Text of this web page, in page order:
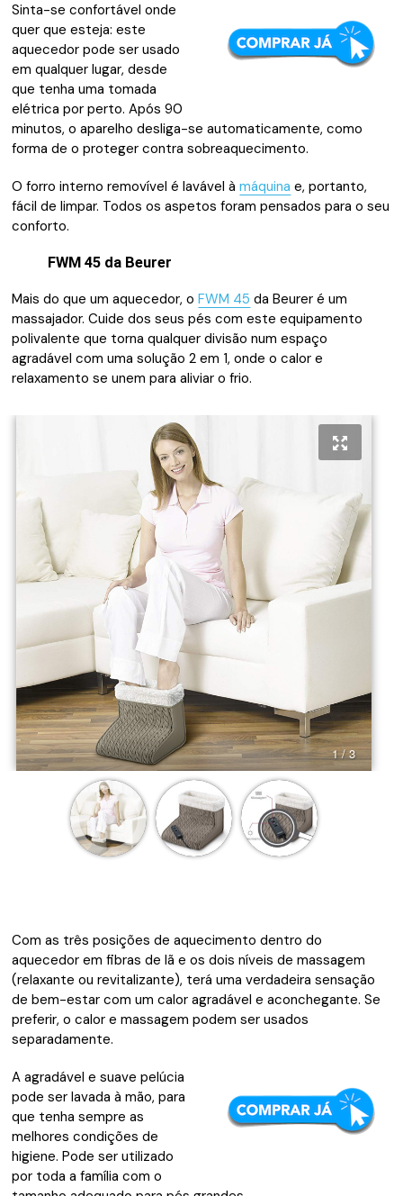
Sinta-se confortável onde
quer que esteja: este
aquecedor pode ser usado
em qualquer lugar, desde
que tenha uma tomada
elétrica por perto. Após 90
minutos, o aparelho desliga-se automaticamente, como
forma de o proteger contra sobreaquecimento.
O forro interno removível é lavável àmáquina e, portanto,
fácil de limpar. Todos os aspetos foram pensados para o seu
conforto.
FWM 45 da Beurer
Mais do que um aquecedor, oFWM 45 da Beurer é um
massajador. Cuide dos seus pés ​​com este equipamento
polivalente que torna qualquer divisão num espaço
agradável com uma solução 2 em 1, onde o calor e
relaxamento se unem para aliviar o frio.
1 / 3
Com as três posições de aquecimento dentro do
aquecedor em fibras de lã e os dois níveis de massagem
(relaxante ou revitalizante), terá uma verdadeira sensação
de bem-estar com um calor agradável e aconchegante. Se
preferir, o calor e massagem podem ser usados ​​
separadamente.
A agradável e suave pelúcia
pode ser lavada à mão, para
que tenha sempre as
melhores condições de
higiene. Pode ser utilizado
por toda a família com o